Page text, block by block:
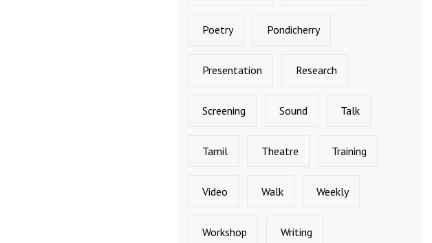
Poetry Pondicherry
Presentation Research
Screening Sound Talk
Tamil Theatre Training
Video Walk Weekly
Workshop Writing